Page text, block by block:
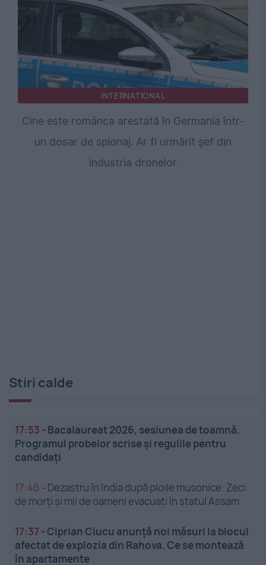
INTERNATIONAL
Cine este românca arestată în Germania într-
un dosar de spionaj. Ar fi urmărit șef din
industria dronelor
Stiri calde
17:53 - Bacalaureat 2026, sesiunea de toamnă.
Programul probelor scrise și regulile pentru
candidați
17:46 - Dezastru în India după ploile musonice: Zeci
de morți și mii de oameni evacuați în statul Assam
17:37 -Ciprian Ciucu anunță noi măsuri la blocul
afectat de explozia din Rahova. Ce se montează
în apartamente